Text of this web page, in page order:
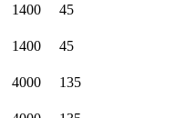
1400 45
1400 45
4000 135